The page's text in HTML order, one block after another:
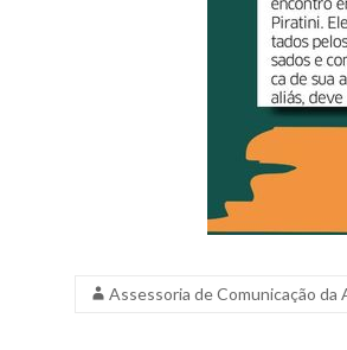
Assessoria de Comunicação da